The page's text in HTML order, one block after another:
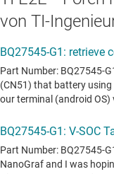
von TI-